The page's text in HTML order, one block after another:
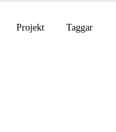
Projekt Taggar